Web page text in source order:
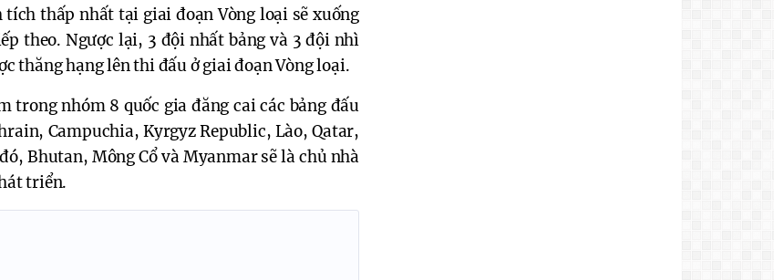
thấp nhất tại giai đoạn Vòng loại sẽ xuống
theo. Ngược lại, 3 đội nhất bảng và 3 đội nhì
thăng hạng lên thi đấu ở giai đoạn Vòng loại.
trong nhóm 8 quốc gia đăng cai các bảng đấu
Campuchia, Kyrgyz Republic, Lào, Qatar,
Bhutan, Mông Cổ và Myanmar sẽ là chủ nhà
triển.